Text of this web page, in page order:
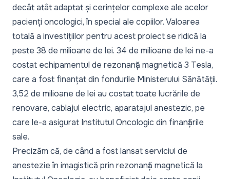
decât atât adaptat și cerințelor complexe ale acelor
pacienți oncologici, în special ale copiilor. Valoarea
totală a investițiilor pentru acest proiect se ridică la
peste 38 de milioane de lei. 34 de milioane de lei ne-a
costat echipamentul de rezonanță magnetică 3 Tesla,
care a fost finanțat din fondurile Ministerului Sănătății.
3,52 de milioane de lei au costat toate lucrările de
renovare, cablajul electric, aparatajul anestezic, pe
care le-a asigurat Institutul Oncologic din finanțările
sale.
Precizăm că, de când a fost lansat serviciul de
anestezie în imagistică prin rezonanță magnetică la